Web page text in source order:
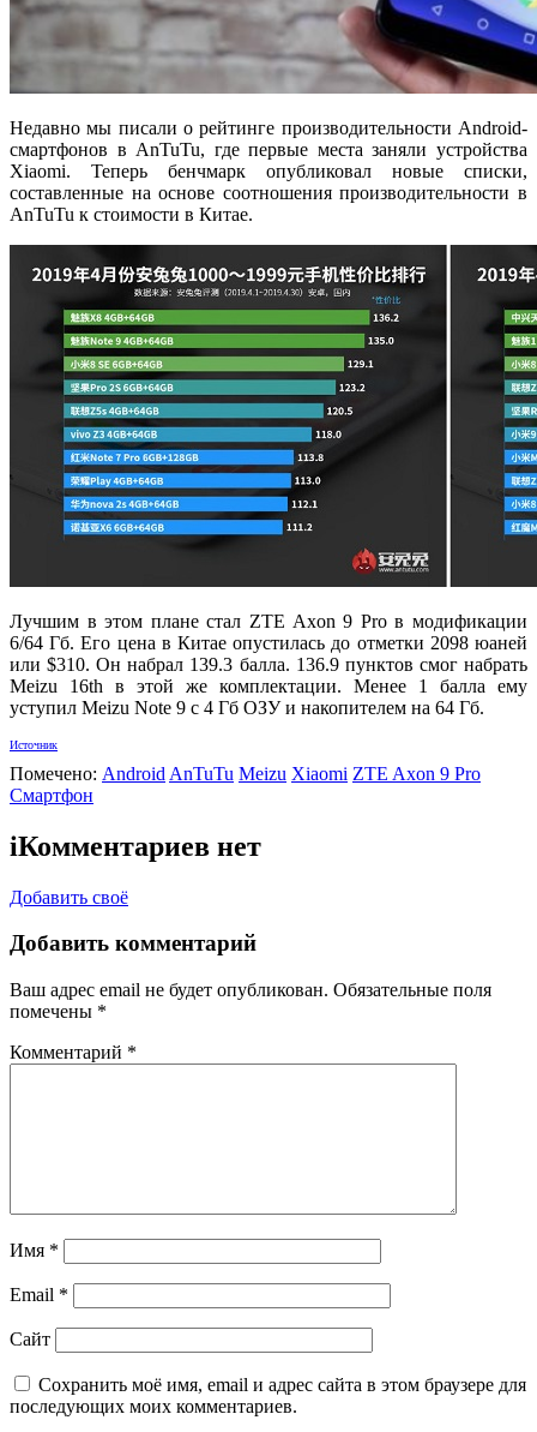
Недавно мы писали о рейтинге производительности Android-
смартфонов в AnTuTu, где первые места заняли устройства
Xiaomi. Теперь бенчмарк опубликовал новые списки,
составленные на основе соотношения производительности в
AnTuTu к стоимости в Китае.
Лучшим в этом плане стал ZTE Axon 9 Pro в модификации
6/64 Гб. Его цена в Китае опустилась до отметки 2098 юаней
или $310. Он набрал 139.3 балла. 136.9 пунктов смог набрать
Meizu 16th в этой же комплектации. Менее 1 балла ему
уступил Meizu Note 9 с 4 Гб ОЗУ и накопителем на 64 Гб.
Источник
Помечено: Android AnTuTu Meizu Xiaomi ZTE Axon 9 Pro
Смартфон
iКомментариев нет
Добавить своё
Добавить комментарий
Ваш адрес email не будет опубликован. Обязательные поля
помечены *
Комментарий *
Имя *
Email *
Сайт
Сохранить моё имя, email и адрес сайта в этом браузере для
последующих моих комментариев.